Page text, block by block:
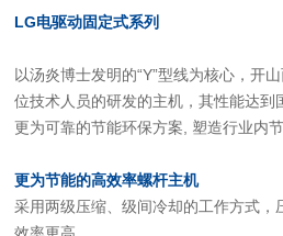
LG电驱动固定式系列
以汤炎博士发明的“Y”型线为核心，开
位技术人员的研发的主机，其性能达到
更为可靠的节能环保方案, 塑造行业内
更为节能的高效率螺杆主机
采用两级压缩、级间冷却的工作方式，